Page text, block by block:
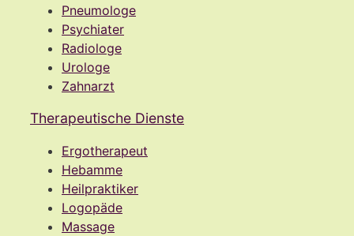
Pneumologe
Psychiater
Radiologe
Urologe
Zahnarzt
Therapeutische Dienste
Ergotherapeut
Hebamme
Heilpraktiker
Logopäde
Massage